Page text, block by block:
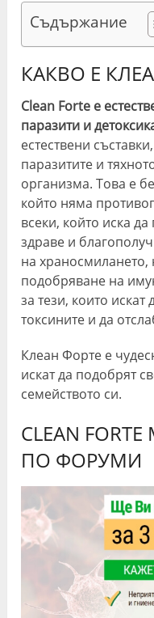
Съдържание
КАКВО Е
Clean Forte е
паразити и
естествени
паразитите и
организма. Това е
който няма
всеки, който иска
здраве и
на
подобряване на
за тези, които
токсините и да
Клеан Форте е
искат да подобрят
семейството си.
CLEAN
ПО ФОРУМИ